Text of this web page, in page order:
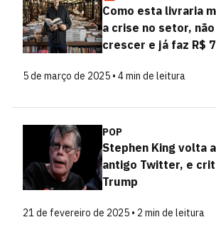
Como esta livraria
a crise no setor,
crescer e já faz R$
5 de março de 2025 • 4 min de leitura
POP
Stephen King volta
antigo Twitter, e
Trump
21 de fevereiro de 2025 • 2 min de leitura